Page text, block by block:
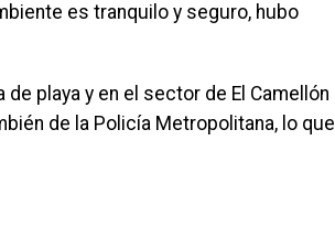
es tranquilo y seguro, hubo
playa y en el sector de El Camellón
de la Policía Metropolitana, lo que